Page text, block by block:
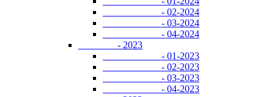
- 02-2024
- 03-2024
- 04-2024
- 2023
- 01-2023
- 02-2023
- 03-2023
- 04-2023